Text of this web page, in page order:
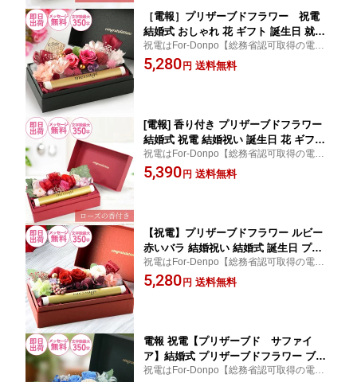
［電報］プリザーブドフラワー 祝電
結婚式 おしゃれ 花 ギフト 誕生日 就任
昇進 還暦祝い 受章 開店祝い お祝い電
報 即日発送 あす楽【プリザーブド ロ
祝電はFor-Donpo【総務省認可取得の電報
サービス】【送料無料】結婚式 電報 おしゃ
れ 定番 花 プリザーブドフラワー ギフト プ
5,280 円 送料無料
[電報] 香り付き プリザーブドフラワー
結婚式 祝電 結婚祝い 誕生日 花 ギフト
おしゃれ 就任 受章 昇進 お祝い電報
【プリザーブド ローズの香】
祝電はFor-Donpo【総務省認可取得の電報
サービス】【送料無料】結婚式 電報 おしゃ
れ 定番 花 プリザーブドフラワー ギフト プ
5,390 円 送料無料
【祝電】プリザーブドフラワー ルビー
赤いバラ 結婚祝い 結婚式 誕生日 プレ
ゼント お祝い電報 記念日 フラワーギフ
ト 即日発送【プリザーブド ルビー】
祝電はFor-Denpo【総務省認可取得の電報
サービス】赤いバラが華やかに想いを伝え
るプリザーブドフラワー付き祝電ギフト
5,280 円 送料無料
電報 祝電【プリザーブド サファイ
ア】結婚式 プリザーブドフラワー ブル
ー 花 おしゃれ お祝い電報 ウエディン
祝電はFor-Donpo【総務省認可取得の電報